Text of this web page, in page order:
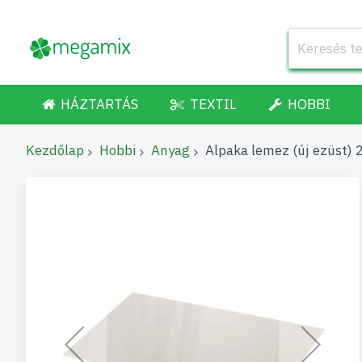
HÁZTARTÁS TEXTIL HOBBI
Kezdőlap Hobbi Anyag Alpaka lemez (új ezüst)